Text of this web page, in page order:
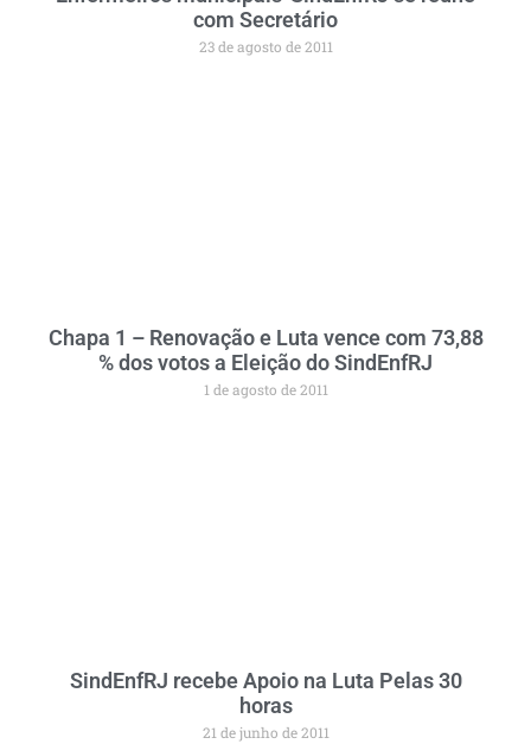
com Secretário
23 de agosto de 2011
Chapa 1 – Renovação e Luta vence com 73,88
% dos votos a Eleição do SindEnfRJ
1 de agosto de 2011
SindEnfRJ recebe Apoio na Luta Pelas 30
horas
21 de junho de 2011